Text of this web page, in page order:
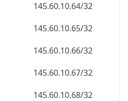
145.60.10.64/32
145.60.10.65/32
145.60.10.66/32
145.60.10.67/32
145.60.10.68/32